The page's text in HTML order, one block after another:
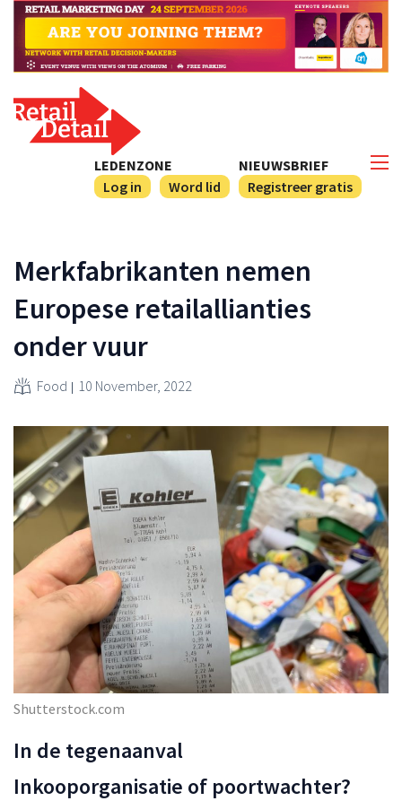
NIEUWSBRIEF
Registreer gratis
LEDENZONE
Log in
Word lid
Merkfabrikanten nemen
Europese retailallianties
onder vuur
Food 10 November, 2022
Shutterstock.com
In de tegenaanval
Inkooporganisatie of poortwachter?